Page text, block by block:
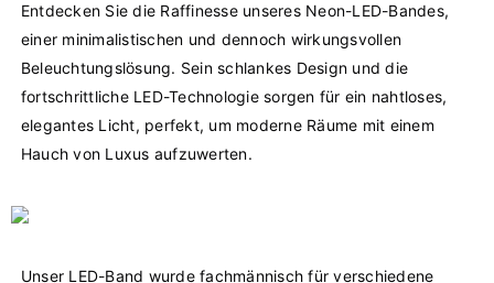
Entdecken Sie die Raffinesse unseres Neon-LED-Bandes,
einer minimalistischen und dennoch wirkungsvollen
Beleuchtungslösung. Sein schlankes Design und die
fortschrittliche LED-Technologie sorgen für ein nahtloses,
elegantes Licht, perfekt, um moderne Räume mit einem
Unser LED-Band wurde fachmännisch für verschiedene